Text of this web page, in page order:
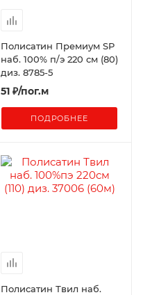
Полисатин Премиум SP
наб. 100% п/э 220 см (80)
диз. 8785-5
51₽/пог.м
ПОДРОБНЕЕ
Полисатин Твил наб.